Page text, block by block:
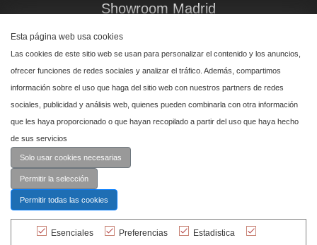
Showroom Madrid
Plaza de Canalejas 6, 4 izq
Centro, 28014 Madrid
Showroom Marbella
Polígono Industrial de San Pedro de Alcántara,
calle Reino Unido, primera planta nave 24, 29670 Marbella
Esta página web usa cookies
Las cookies de este sitio web se usan para personalizar el contenido y los anuncios,
ofrecer funciones de redes sociales y analizar el tráfico. Además, compartimos
información sobre el uso que haga del sitio web con nuestros partners de redes
sociales, publicidad y análisis web, quienes pueden combinarla con otra información
que les haya proporcionado o que hayan recopilado a partir del uso que haya hecho
de sus servicios
Solo usar cookies necesarias
Permitir la selección
Permitir todas las cookies
Esenciales Preferencias Estadistica